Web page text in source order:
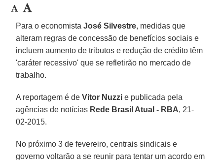
Para o economistaJosé Silvestre, medidas que
alteram regras de concessão de benefícios sociais e
incluem aumento de tributos e redução de crédito têm
'caráter recessivo' que se refletirão no mercado de
trabalho.
A reportagem é deVitor Nuzzi e publicada pela
agências de notícias Rede Brasil Atual - RBA, 21-
02-2015.
No próximo 3 de fevereiro, centrais sindicais e
governo voltarão a se reunir para tentar um acordo em